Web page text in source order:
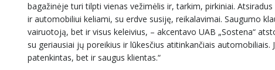
bagažinėje turi tilpti vienas vežimėlis ir, tarkim, pirkiniai.
ir automobiliui keliami, su erdve susiję, reikalavimai. Saugumo
vairuotoją, bet ir visus keleivius, – akcentavo UAB „Sostena“
su geriausiai jų poreikius ir lūkesčius atitinkančiais
patenkintas, bet ir saugus klientas.“